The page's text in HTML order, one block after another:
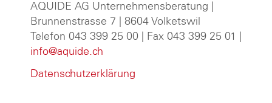
AQUIDE AG Unternehmensberatung
Brunnenstrasse 7 | 8604 Volketswil
Telefon 043 399 25 00 | Fax 043 399 25 01 |
info@aquide.ch
Datenschutzerklärung